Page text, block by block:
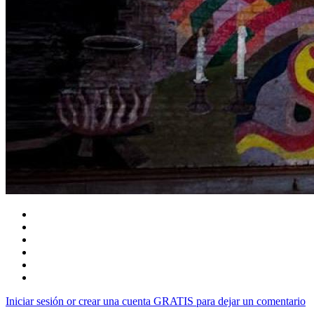
Iniciar sesión or crear una cuenta GRATIS para dejar un comentario